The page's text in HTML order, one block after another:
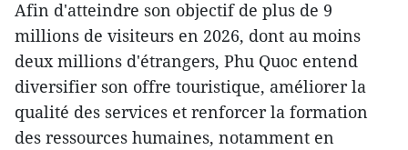
Afin d'atteindre son objectif de plus de 9
millions de visiteurs en 2026, dont au moins
deux millions d'étrangers, Phu Quoc entend
diversifier son offre touristique, améliorer la
qualité des services et renforcer la formation
des ressources humaines, notamment en